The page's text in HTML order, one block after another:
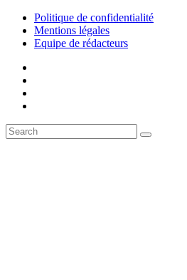
Politique de confidentialité
Mentions légales
Equipe de rédacteurs